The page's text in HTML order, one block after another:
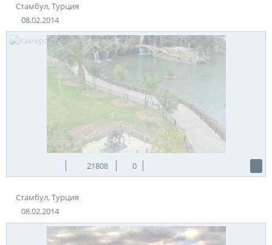
Стамбул, Турция
08.02.2014
21808 0
Стамбул, Турция
08.02.2014